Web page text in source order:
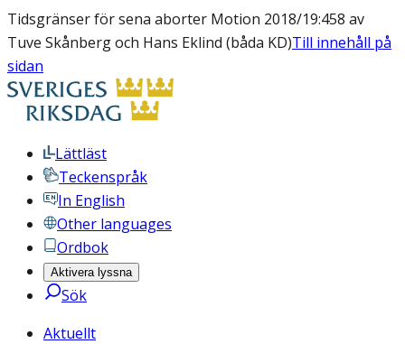
Tidsgränser för sena aborter Motion 2018/19:458 av
Tuve Skånberg och Hans Eklind (båda KD)Till innehåll på
sidan
Lättläst
Teckenspråk
In English
Other languages
Ordbok
Aktivera lyssna
Sök
Aktuellt